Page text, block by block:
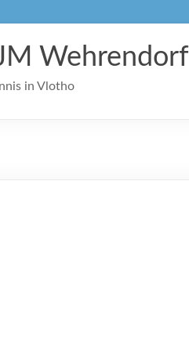
Wehrendorf
in Vlotho